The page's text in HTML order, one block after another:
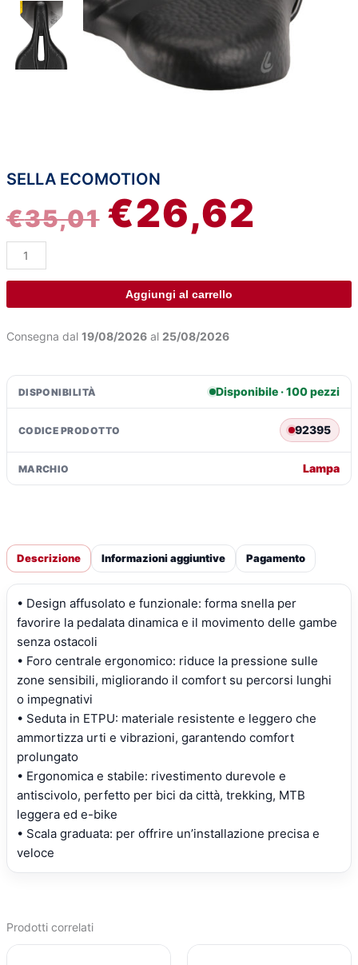
SELLA ECOMOTION
€35,01
IL
PREZZO
ERA:
€35,01.
€26,62
Sella
quantità
Aggiungi al carrello
Consegna dal 19/08/2026al 25/08/2026
DISPONIBILITÀ Disponibile · 100 pezzi
CODICE PRODOTTO 92395
MARCHIO Lampa
Descrizione Informazioni aggiuntive Pagamento
• Design affusolato e funzionale: forma snella per
favorire la pedalata dinamica e il movimento delle gambe
senza ostacoli
• Foro centrale ergonomico: riduce la pressione sulle
zone sensibili, migliorando il comfort su percorsi lunghi
o impegnativi
• Seduta in ETPU: materiale resistente e leggero che
ammortizza urti e vibrazioni, garantendo comfort
prolungato
• Ergonomica e stabile: rivestimento durevole e
antiscivolo, perfetto per bici da città, trekking, MTB
leggera ed e-bike
• Scala graduata: per offrire un’installazione precisa e
veloce
Prodotti correlati